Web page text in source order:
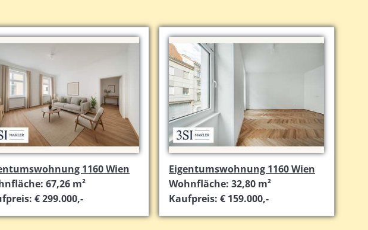
1160 Wien
67,26 m²
€ 299.000,-
Eigentumswohnung 1160 Wien
Wohnfläche: 32,80 m²
Kaufpreis: € 159.000,-